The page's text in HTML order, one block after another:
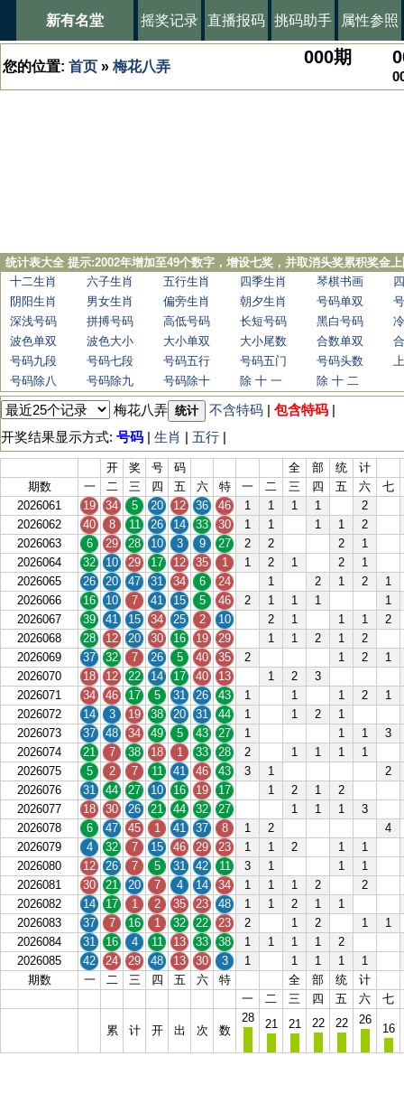
新有名堂 摇奖记录 直播报码 挑码助手 属性参照
您的位置: 首页 » 梅花八弄 000期
统计表大全 提示:2002年增加至49个数字，增设七奖，并取消头奖累积奖金
十二生肖
六子生肖 五行生肖 四季生肖 琴棋书画
阴阳生肖
男女生肖 偏旁生肖 朝夕生肖 号码单双
深浅号码
拼搏号码 高低号码 长短号码 黑白号码
波色单双
波色大小 大小单双 大小尾数 合数单双
号码九段
号码七段 号码五行 号码五门 号码头数
号码除八
号码除九 号码除十 除 十 一 除 十 二
梅花八弄 统计 不含特码 | 包含特码 |
开奖结果显示方式: 号码 | 生肖 | 五行 |
开 奖 号 码 全 部 统
计
期数
一 二 三 四 五 六 特 一 二 三 四 五 六
七
2026061
19 34 5 20 12 36 46 1 1 1 1
2
2026062
40 8 11 26 14 33 30 1 1 1 1
2
2026063
6 29 28 10 3 9 27 2 2 2
1
2026064
32 10 29 17 12 35 1 1 2 1 2
1
2026065
26 20 47 31 34 6 24 1 2 1 2
1
2026066
16 10 7 41 15 5 46 2 1 1 1
1
2026067
39 41 15 34 25 2 10 2 1 1 1
2
2026068
28 12 20 30 16 19 29 1 1 2 1
2
2026069
37 32 7 26 5 40 35 2 1 2
1
2026070
18 12 22 14 17 40 13 1 2
3
2026071
34 46 17 5 31 26 43 1 1 1 2
1
2026072
14 3 19 38 20 31 44 1 1 2
1
2026073
37 48 34 49 5 43 27 1 1 1
3
2026074
21 7 38 18 1 33 28 2 1 1 1
1
2026075
5 2 7 11 41 46 43 3 1
2
2026076
31 44 27 10 16 19 17 1 2 1
2
2026077
18 30 26 21 44 32 27 1 1 1
3
2026078
6 47 45 1 41 37 8 1 2
4
2026079
4 32 7 15 46 29 23 1 1 2 1
1
2026080
12 26 7 5 31 42 11 3 1 1
1
2026081
30 21 20 7 4 14 34 1 1 1 2
2
2026082
14 17 1 2 35 23 48 1 1 2 1
1
2026083
37 7 16 1 32 22 23 2 1 2 1
1
2026084
31 16 4 11 13 33 38 1 1 1 1
2
2026085
42 24 29 48 13 30 3 1 1 1 1
1
期数
一 二 三 四 五 六 特 全 部 统
计
一
二 三 四 五 六 七
累 计 开 出 次 数
28 21 21 22 22 26
16